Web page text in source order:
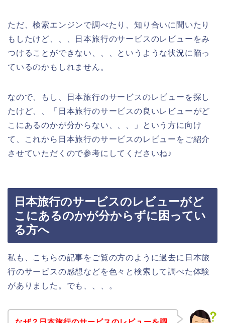
ただ、検索エンジンで調べたり、知り合いに聞いたり
もしたけど、、、日本旅行のサービスのレビューをみ
つけることができない、、、というような状況に陥っ
ているのかもしれません。
なので、もし、日本旅行のサービスのレビューを探し
たけど、、「日本旅行のサービスの良いレビューがど
こにあるのかが分からない、、、」という方に向け
て、これから日本旅行のサービスのレビューをご紹介
させていただくので参考にしてくださいね♪
日本旅行のサービスのレビューがど
こにあるのかが分からずに困ってい
る方へ
私も、こちらの記事をご覧の方のように過去に日本旅
行のサービスの感想などを色々と検索して調べた体験
がありました。でも、、、。